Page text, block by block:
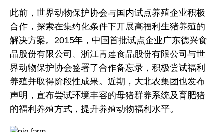
此前，世界动物保护协会与国内试点养殖企业积极
合作，探索在集约化条件下开展高福利生猪养殖的
解决方案。2015年，中国首批试点企业广东德兴食
品股份有限公司、浙江青莲食品股份有限公司与世
界动物保护协会签署了合作备忘录，积极尝试福利
养殖并取得阶段性成果。近期，大北农集团也发布
声明，宣布尝试环境丰容的母猪群养系统及育肥猪
的福利养殖方式，提升养殖动物福利水平。